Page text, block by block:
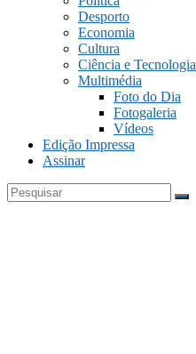
Desporto
Economia
Cultura
Ciência e Tecnologia
Multimédia
Foto do Dia
Fotogaleria
Vídeos
Edição Impressa
Assinar